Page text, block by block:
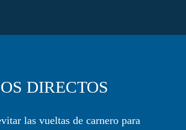
DIRECTOS
las vueltas de carnero para